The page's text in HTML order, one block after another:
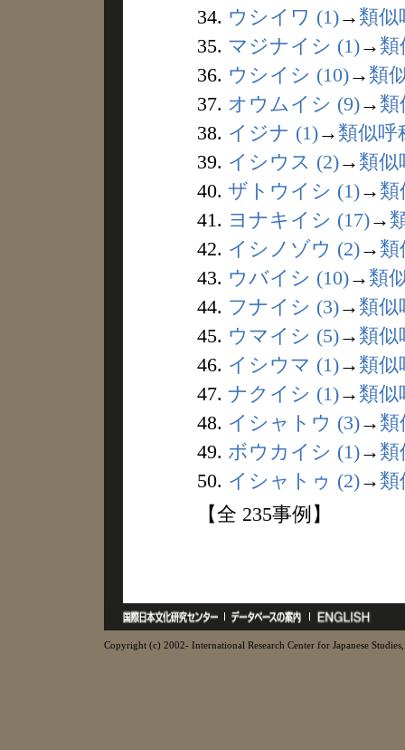
34. ウシイワ (1)→ 類似
35. マジナイシ (1)→ 類
36. ウシイシ (10)→ 類
37. オウムイシ (9)→ 類
38. イジナ (1)→ 類似呼
39. イシウス (2)→ 類似
40. ザトウイシ (1)→ 類
41. ヨナキイシ (17)→
42. イシノゾウ (2)→ 類
43. ウバイシ (10)→ 類
44. フナイシ (3)→ 類似
45. ウマイシ (5)→ 類似
46. イシウマ (1)→ 類似
47. ナクイシ (1)→ 類似
48. イシャトウ (3)→ 類
49. ボウカイシ (1)→ 類
50. イシャトゥ (2)→ 類
【全 235事例】
Copyright (c) 2002- International Research Center for Japanese